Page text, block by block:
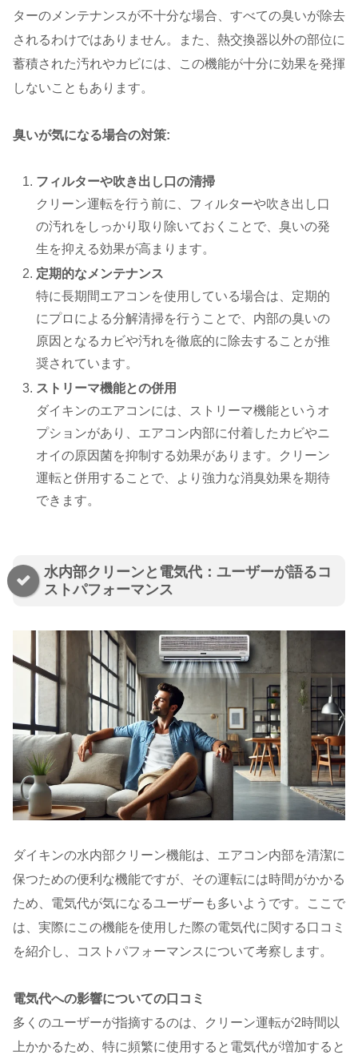
ターのメンテナンスが不十分な場合、すべての臭いが除去
されるわけではありません​。また、熱交換器以外の部位に
蓄積された汚れやカビには、この機能が十分に効果を発揮
しないこともあります​。
臭いが気になる場合の対策:
フィルターや吹き出し口の清掃
クリーン運転を行う前に、フィルターや吹き出し口
の汚れをしっかり取り除いておくことで、臭いの発
生を抑える効果が高まります​。
定期的なメンテナンス
特に長期間エアコンを使用している場合は、定期的
にプロによる分解清掃を行うことで、内部の臭いの
原因となるカビや汚れを徹底的に除去することが推
奨されています​​。
ストリーマ機能との併用
ダイキンのエアコンには、ストリーマ機能というオ
プションがあり、エアコン内部に付着したカビやニ
オイの原因菌を抑制する効果があります​。クリーン
運転と併用することで、より強力な消臭効果を期待
できます。
水内部クリーンと電気代：ユーザーが語るコ
ストパフォーマンス
ダイキンの水内部クリーン機能は、エアコン内部を清潔に
保つための便利な機能ですが、その運転には時間がかかる
ため、電気代が気になるユーザーも多いようです。ここで
は、実際にこの機能を使用した際の電気代に関する口コミ
を紹介し、コストパフォーマンスについて考察します。
電気代への影響についての口コミ
多くのユーザーが指摘するのは、クリーン運転が2時間以
上かかるため、特に頻繁に使用すると電気代が増加すると